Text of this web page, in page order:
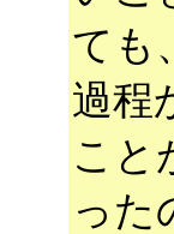
ても
過程
こと
った